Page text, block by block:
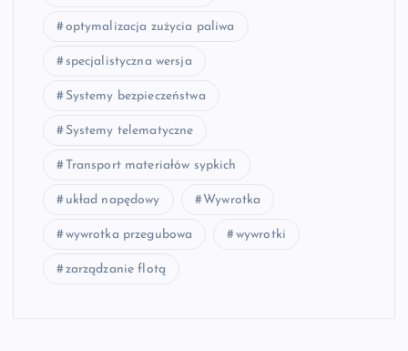
optymalizacja zużycia paliwa
specjalistyczna wersja
Systemy bezpieczeństwa
Systemy telematyczne
Transport materiałów sypkich
układ napędowy Wywrotka
wywrotka przegubowa wywrotki
zarządzanie flotą